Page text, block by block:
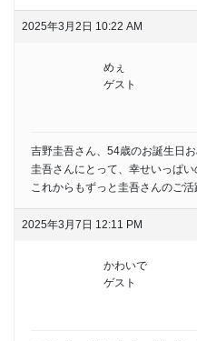
2025年3月2日 10:22 AM
めぇ
ゲスト
吉野圭吾さん、54歳のお誕生日
圭吾さんにとって、幸せいっぱい
これからもずっと圭吾さんのご活
2025年3月7日 12:11 PM
かわいで
ゲスト